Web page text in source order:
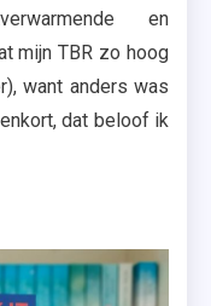
en
mijn TBR zo hoog
want anders was
dat beloof ik